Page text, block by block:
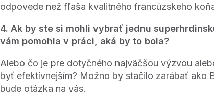
odpovede než fľaša kvalitného francúzskeho
4. Ak by ste si mohli vybrať jednu
vám pomohla v práci, aká by to bola?
Alebo čo je pre dotyčného najväčšou výzvou
byť efektívnejším? Možno by stačilo zarábať ako
bude otázka na vás.